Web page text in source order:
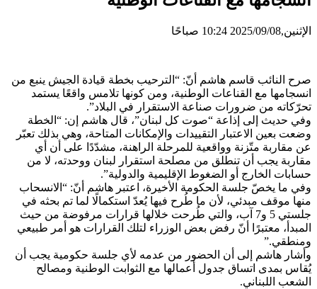
الإثنين,2025/09/08 10:24 صباحًا
صرح النائب قاسم هاشم أنّ: “الترحيب بخطة قيادة الجيش ينبع من
انسجامها مع القناعات الوطنية، ومن كونها تلامس واقعًا يستمد
تحرّكاته من ضرورات صناعة الاستقرار في البلاد”.
وفي حديث إلى إذاعة “صوت كل لبنان”، قال هاشم إن: “الخطة
وضعت بعين الاعتبار التقييدات والإمكانات المتاحة، وهي بذلك تعبّر
عن مقاربة متّزنة وواقعية للمرحلة الراهنة، مشدّدًا على أن أي
مقاربة يجب أن تنطلق من مصلحة استقرار لبنان ووحدته، لا من
حسابات الخارج أو الضغوط الإقليمية والدولية”.
وفي ما يخصّ جلسة الحكومة الأخيرة، اعتبر هاشم أنّ: “الانسحاب
منها موقف مبدئي، لأن ما طُرح فيها يُعدّ استكمالًا لما تم بحثه في
جلستي 5 و7 آب، والتي طُرحت خلالها قرارات مرفوضة من حيث
المبدأ، معتبرًا أنّ رفض بعض الوزراء لتلك القرارات هو أمر طبيعي
ومنطقي.”
وأشار هاشم إلى أن الحضور من عدمه لأي جلسة حكومية يجب أن
يُقاس بمدى اتساق جدول أعمالها مع الثوابت الوطنية ومصالح
الشعب اللبناني.